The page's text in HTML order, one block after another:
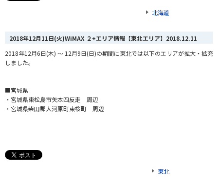
北海道
2018年12月11日(火)WiMAX ２+エリア情報【東北エリア】 2018.12.11
2018年12月6日(木) ～ 12月9日(日)の期間に東北では以下のエリアが拡大・拡充
しました。
■宮城県
・宮城県東松島市矢本四反走 周辺
・宮城県柴田郡大河原町東桜町 周辺
東北